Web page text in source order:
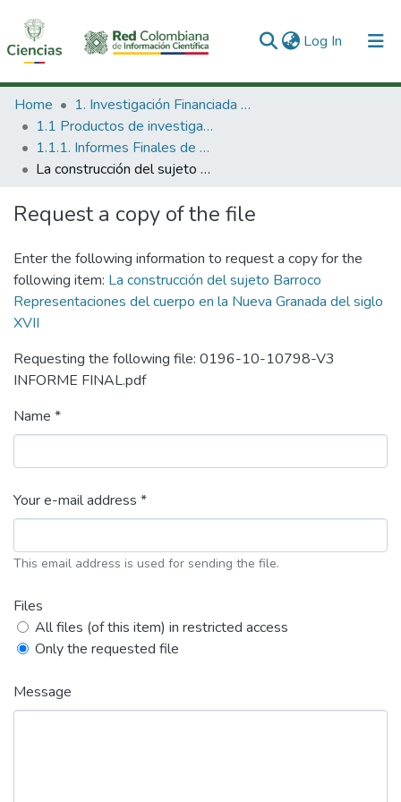
Log In (current)
Communities & Collections
All of DSpace
Statistics
Home
1. Investigación Financiada con Recursos Públicos
1.1 Productos de investigación
1.1.1. Informes Finales de Proyectos de Investigación
La construcción del sujeto Barroco Representaciones del cuerpo en la Nueva Granada del siglo XVII
Request a copy of the file
Enter the following information to request a copy for the
following item: La construcción del sujeto Barroco
Representaciones del cuerpo en la Nueva Granada del siglo
XVII
Requesting the following file: 0196-10-10798-V3
INFORME FINAL.pdf
Name *
Your e-mail address *
This email address is used for sending the file.
Files
All files (of this item) in restricted access
Only the requested file
Message